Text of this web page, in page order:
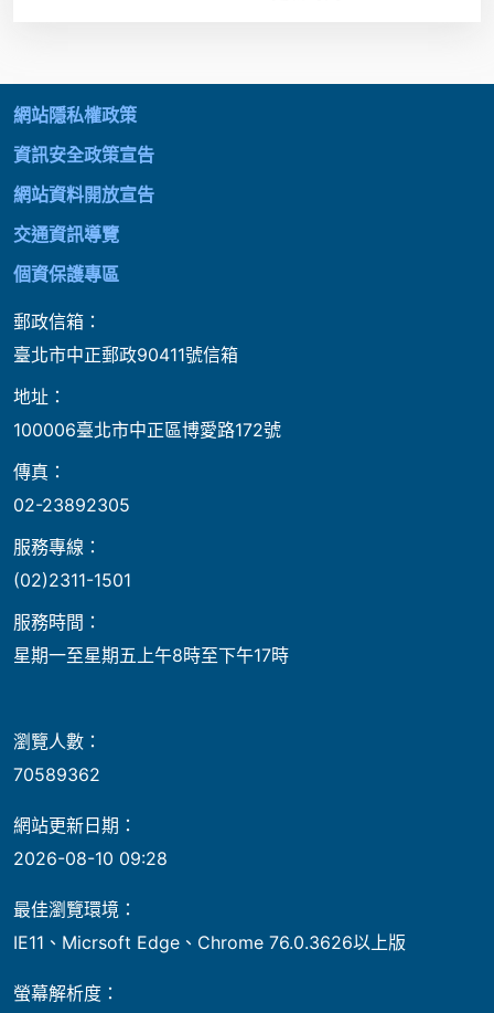
網站隱私權政策
資訊安全政策宣告
網站資料開放宣告
交通資訊導覽
個資保護專區
郵政信箱：
臺北市中正郵政90411號信箱
地址：
100006臺北市中正區博愛路172號
傳真：
02-23892305
服務專線：
(02)2311-1501
服務時間：
星期一至星期五上午8時至下午17時
瀏覽人數：
70589362
網站更新日期：
2026-08-10 09:28
最佳瀏覽環境：
IE11、Micrsoft Edge、Chrome 76.0.3626以上版
螢幕解析度：